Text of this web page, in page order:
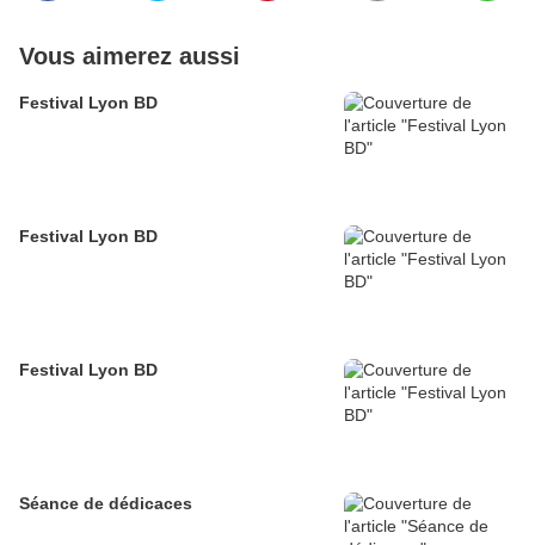
Vous aimerez aussi
Festival Lyon BD
Festival Lyon BD
Festival Lyon BD
Séance de dédicaces